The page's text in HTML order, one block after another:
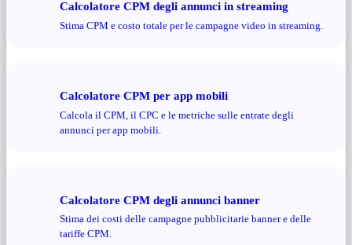
Calcolatore CPM degli annunci in streaming
Stima CPM e costo totale per le campagne video in streaming.
Calcolatore CPM per app mobili
Calcola il CPM, il CPC e le metriche sulle entrate degli
annunci per app mobili.
Calcolatore CPM degli annunci banner
Stima dei costi delle campagne pubblicitarie banner e delle
tariffe CPM.